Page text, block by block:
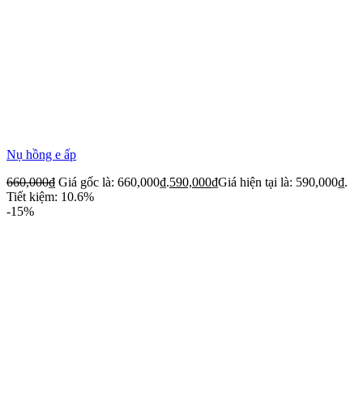
Nụ hồng e ấp
660,000₫ Giá gốc là: 660,000₫.590,000₫Giá hiện tại là: 590,000₫.
Tiết kiệm: 10.6%
-15%